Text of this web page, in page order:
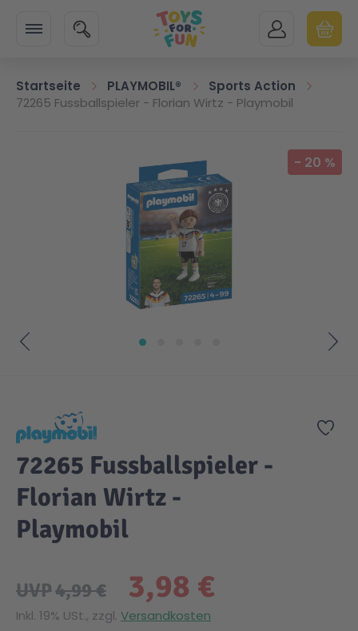
SUCHE MEIN KONTO
Startseite PLAYMOBIL®
Sports Action
72265 Fussballspieler - Florian Wirtz - Playmobil
Zum Ende der Bildgalerie springen - 20 %
Zur
72265 Fussballspieler -
Florian Wirtz -
Playmobil
3,98 €
UVP4,99 €
Inkl. 19% USt., zzgl. Versandkosten